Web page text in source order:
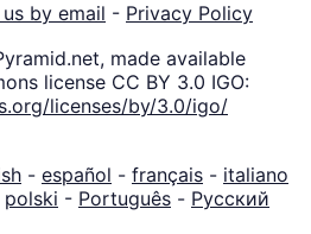
by email - Privacy Policy
made available
license CC BY 3.0 IGO:
licenses/by/3.0/igo/
- español - français - italiano
polski - Português - Русский